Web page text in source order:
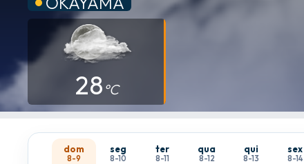
28 °C
dom
8-9
seg
8-10
ter
8-11
qua
8-12
qui
8-13
sex
8-14